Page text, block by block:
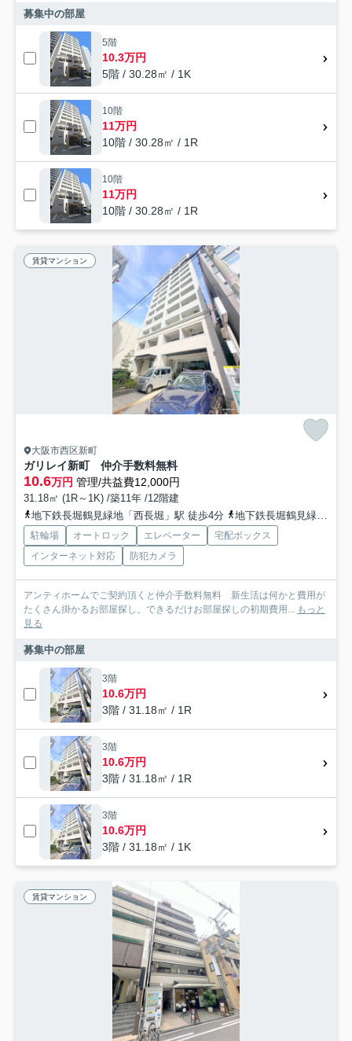
募集中の部屋
5階
10.3万円
5階 / 30.28㎡ / 1K
10階
11万円
10階 / 30.28㎡ / 1R
10階
11万円
10階 / 30.28㎡ / 1R
賃貸マンション
大阪市西区新町
ガリレイ新町 仲介手数料無料
10.6万円 管理/共益費12,000円
31.18㎡ (1R～1K) /築11年 /12階建
地下鉄長堀鶴見緑地「西長堀」駅 徒歩4分
地下鉄長堀鶴見緑地「西大橋」駅 徒歩7分
駐輪場 オートロック エレベーター
宅配ボックス
インターネット対応
防犯カメラ
アンティホームでご契約頂くと仲介手数料無料 新生活は何かと費用が
たくさん掛かるお部屋探し。できるだけお部屋探しの初期費用... もっと
見る
募集中の部屋
3階
10.6万円
3階 / 31.18㎡ / 1R
3階
10.6万円
3階 / 31.18㎡ / 1R
3階
10.6万円
3階 / 31.18㎡ / 1K
賃貸マンション